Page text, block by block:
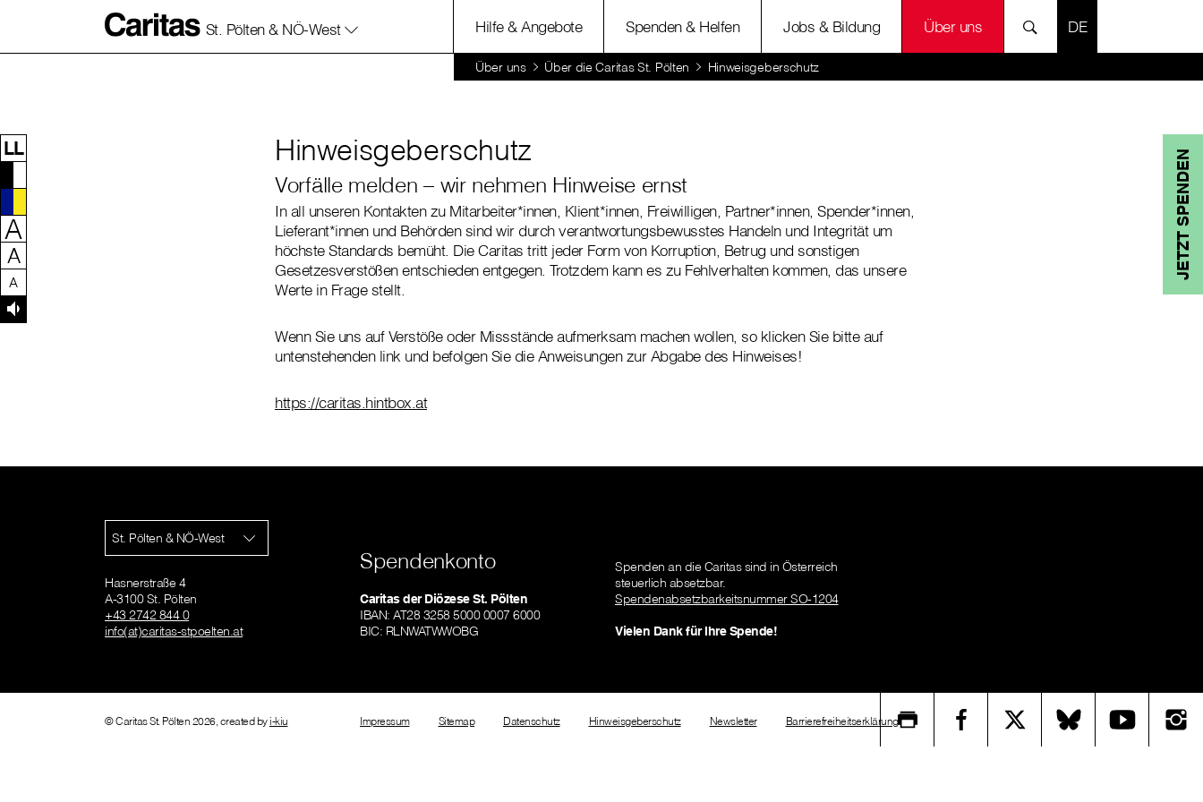
Zum Inhalt dieser Seite
Zur Navigation
Zum Footer dieser Seite
St. Pölten & NÖ-West Hilfe & Angebote Spenden & Helfen Jobs & Bildung Über uns SPRACHE
Über uns Über die Caritas St. Pölten Hinweisgeberschutz
JETZT SPENDEN
LL
A
A
A
Hinweisgeberschutz
Vorfälle melden – wir nehmen Hinweise ernst
In all unseren Kontakten zu Mitarbeiter*innen, Klient*innen, Freiwilligen, Partner*innen, Spender*innen,
Lieferant*innen und Behörden sind wir durch verantwortungsbewusstes Handeln und Integrität um
höchste Standards bemüht. Die Caritas tritt jeder Form von Korruption, Betrug und sonstigen
Gesetzesverstößen entschieden entgegen. Trotzdem kann es zu Fehlverhalten kommen, das unsere
Werte in Frage stellt.
Wenn Sie uns auf Verstöße oder Missstände aufmerksam machen wollen, so klicken Sie bitte auf
untenstehenden link und befolgen Sie die Anweisungen zur Abgabe des Hinweises!
https://caritas.hintbox.at
St. Pölten & NÖ-West
Hasnerstraße 4
A-3100 St. Pölten
+43 2742 844 0
info(at)caritas-stpoelten.at
Spendenkonto
Caritas der Diözese St. Pölten
IBAN: AT28 3258 5000 0007 6000
BIC: RLNWATWWOBG
Spenden an die Caritas sind in Österreich
steuerlich absetzbar.
Spendenabsetzbarkeitsnummer SO-1204
Vielen Dank für Ihre Spende!
© Caritas St. Pölten 2026, created by i-kiu Impressum Sitemap Datenschutz Hinweisgeberschutz Newsletter Barrierefreiheitserklärung